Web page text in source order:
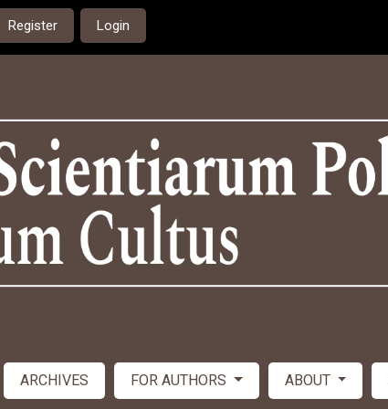
Register Login
ARCHIVES FOR AUTHORS ABOUT